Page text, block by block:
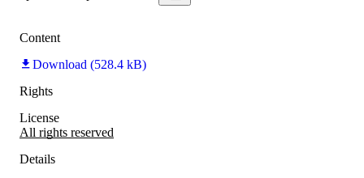
Content
Download (528.4 kB)
Rights
License
All rights reserved
Details